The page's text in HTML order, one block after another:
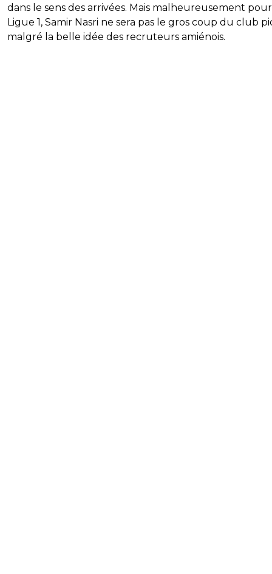
dans le sens des arrivées. Mais malheureusement
Ligue 1, Samir Nasri ne sera pas le gros coup du club
malgré la belle idée des recruteurs amiénois.